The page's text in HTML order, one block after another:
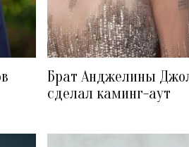
Брат Анджелины
сделал каминг-аут